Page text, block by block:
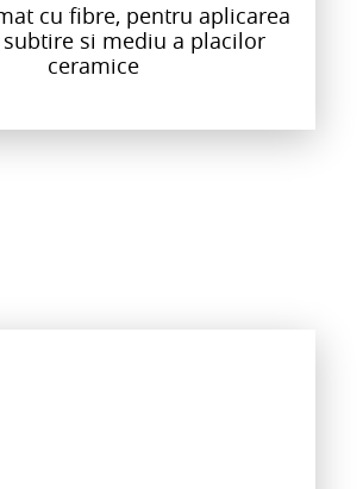
cu fibre, pentru aplicarea
si mediu a placilor
ceramice